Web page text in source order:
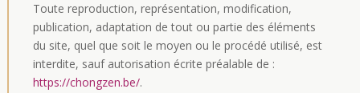
Toute reproduction, représentation, modification,
publication, adaptation de tout ou partie des éléments
du site, quel que soit le moyen ou le procédé utilisé, est
interdite, sauf autorisation écrite préalable de :
https://chongzen.be/.